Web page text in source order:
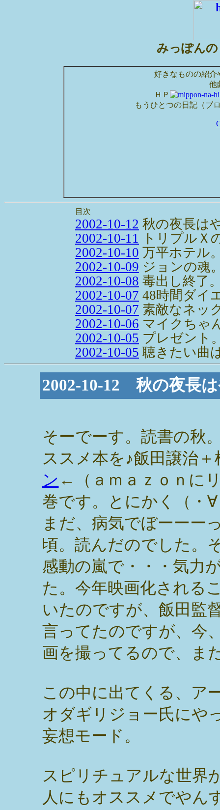
みっぽん
好きなものの紹介
他
ＨＰ
もうひとつの日記（ブ
目次
2002-10-12 秋の夜長は
2002-10-11
トリプルＸ
2002-10-10 万平ホテル
2002-10-09 ジョンの魂
2002-10-08 毒出し終了
2002-10-07 48時間ダイ
2002-10-07 素敵なネッ
2002-10-06 マイクちゃ
2002-10-05 プレゼント
2002-10-05 聴きたい曲
2002-10-12 秋の夜長
そーでーす。読書の秋
ススメ本を♪飯田譲治＋
ン ←（ａｍａｚｏｎに
巻です。とにかく（・
まだ、病気でぼーーー
頃。読んだのでした。
感動の嵐で・・・気力
た。今年映画化される
いたのですが、飯田監
言ってたのですが、今
画を撮ってるので、ま
この中に出てくる、ア
オダギリジョー氏にや
妄想モード。
スピリチュアルな世界
人にもオススメでやん